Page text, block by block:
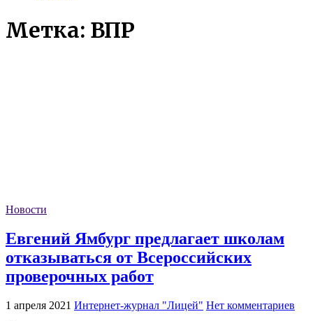
Метка: ВПР
Новости
Евгений Ямбург предлагает школам
отказываться от Всероссийских
проверочных работ
1 апреля 2021 Интернет-журнал "Лицей" Нет комментариев